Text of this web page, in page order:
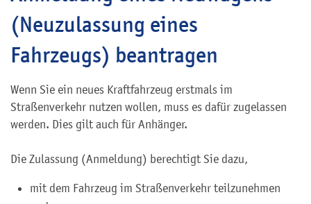
(Neuzulassung eines
Fahrzeugs) beantragen
Wenn Sie ein neues Kraftfahrzeug erstmals im
Straßenverkehr nutzen wollen, muss es dafür zugelassen
werden. Dies gilt auch für Anhänger.
Die Zulassung (Anmeldung) berechtigt Sie dazu,
mit dem Fahrzeug im Straßenverkehr teilzunehmen